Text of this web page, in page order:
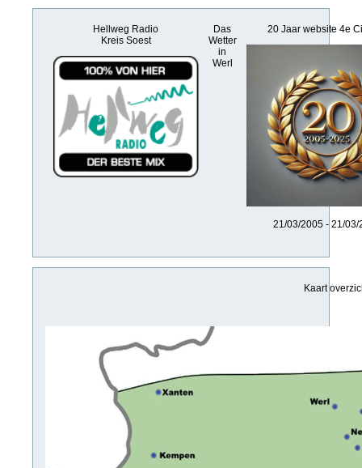
Hellweg Radio
Kreis Soest
Das
Wetter
in
Werl
20 Jaar website 4e
21/03/2005 - 21/03/
Kaart